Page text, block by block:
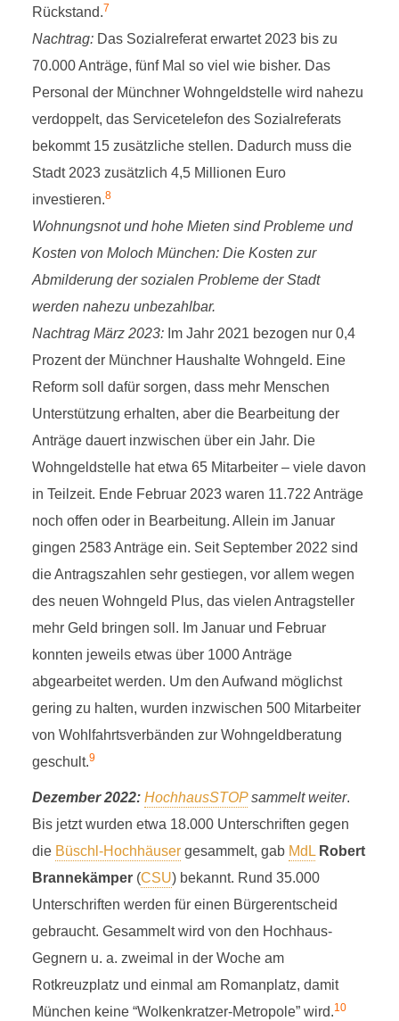
Rückstand.7
Nachtrag:Das Sozialreferat erwartet 2023 bis zu
70.000 Anträge, fünf Mal so viel wie bisher. Das
Personal der Münchner Wohngeldstelle wird nahezu
verdoppelt, das Servicetelefon des Sozialreferats
bekommt 15 zusätzliche stellen. Dadurch muss die
Stadt 2023 zusätzlich 4,5 Millionen Euro
investieren.8
Wohnungsnot und hohe Mieten sind Probleme und
Kosten von Moloch München: Die Kosten zur
Abmilderung der sozialen Probleme der Stadt
werden nahezu unbezahlbar.
Nachtrag März 2023: Im Jahr 2021 bezogen nur 0,4
Prozent der Münchner Haushalte Wohngeld. Eine
Reform soll dafür sorgen, dass mehr Menschen
Unterstützung erhalten, aber die Bearbeitung der
Anträge dauert inzwischen über ein Jahr. Die
Wohngeldstelle hat etwa 65 Mitarbeiter – viele davon
in Teilzeit. Ende Februar 2023 waren 11.722 Anträge
noch offen oder in Bearbeitung. Allein im Januar
gingen 2583 Anträge ein. Seit September 2022 sind
die Antragszahlen sehr gestiegen, vor allem wegen
des neuen Wohngeld Plus, das vielen Antragsteller
mehr Geld bringen soll. Im Januar und Februar
konnten jeweils etwas über 1000 Anträge
abgearbeitet werden. Um den Aufwand möglichst
gering zu halten, wurden inzwischen 500 Mitarbeiter
von Wohlfahrtsverbänden zur Wohngeldberatung
geschult.9
Dezember 2022: HochhausSTOPsammelt weiter.
Bis jetzt wurden etwa 18.000 Unterschriften gegen
die Büschl-Hochhäusergesammelt, gab MdL Robert
Brannekämper(CSU) bekannt. Rund 35.000
Unterschriften werden für einen Bürgerentscheid
gebraucht. Gesammelt wird von den Hochhaus-
Gegnern u. a. zweimal in der Woche am
Rotkreuzplatz und einmal am Romanplatz, damit
München keine “Wolkenkratzer-Metropole” wird.10